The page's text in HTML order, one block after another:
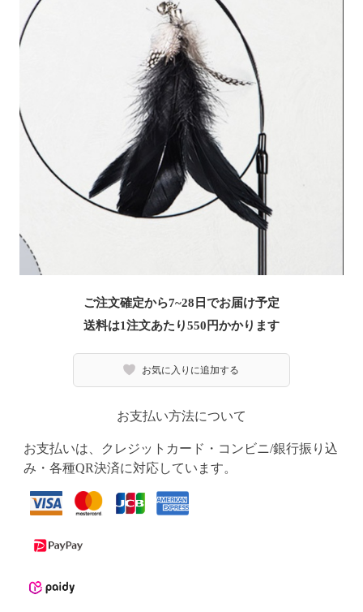
ご注文確定から7~28日でお届け予定
送料は1注文あたり550 円かかります
お気に入りに追加する
お支払い方法について
お支払いは、クレジットカード・コンビニ/銀行振り込
み・各種QR決済に対応しています。